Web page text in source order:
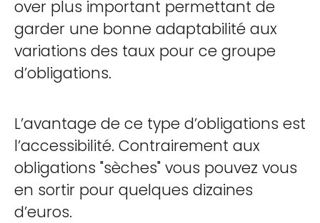
over plus important permettant de
garder une bonne adaptabilité aux
variations des taux pour ce groupe
d’obligations.
L’avantage de ce type d’obligations est
l’accessibilité. Contrairement aux
obligations "sèches" vous pouvez vous
en sortir pour quelques dizaines
d’euros.